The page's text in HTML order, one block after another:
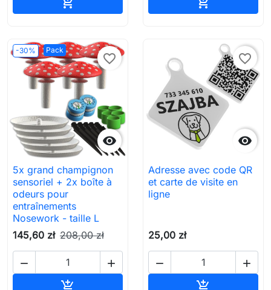
-30% Pack

favorite_border
5x grand champignon
sensoriel + 2x boîte à
odeurs pour
entraînements
Nosework - taille L
145,60 zł 208,00 zł
 


favorite_border
Adresse avec code QR
et carte de visite en
ligne
25,00 zł
 
